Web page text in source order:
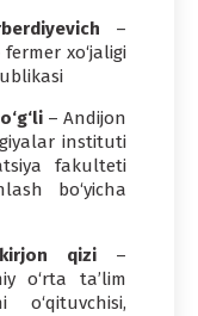
–
xo‘jaligi
– Andijon
instituti
fakulteti
bo‘yicha
qizi –
o‘rta ta’lim
o‘qituvchisi,